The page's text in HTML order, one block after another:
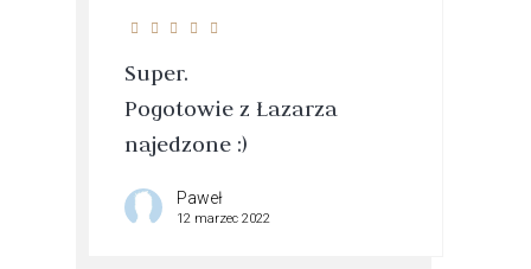
Super.
Pogotowie z Łazarza
najedzone :)
Paweł
12 marzec 2022